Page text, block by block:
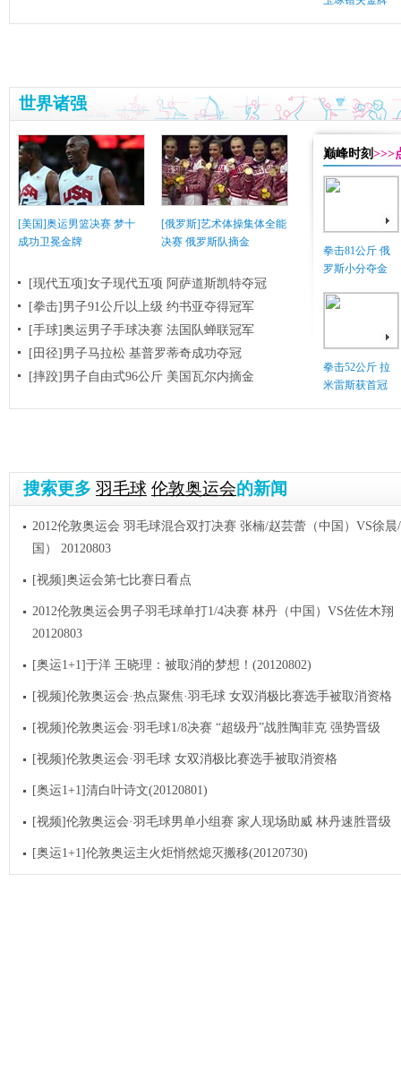
世界诸强
[美国]奥运男篮决赛 梦十
成功卫冕金牌
[俄罗斯]艺术体操集体全能
决赛 俄罗斯队摘金
[现代五项]女子现代五项 阿萨道斯凯特夺冠
[拳击]男子91公斤以上级 约书亚夺得冠军
[手球]奥运男子手球决赛 法国队蝉联冠军
[田径]男子马拉松 基普罗蒂奇成功夺冠
[摔跤]男子自由式96公斤 美国瓦尔内摘金
巅峰时刻>>>
拳击81公斤 俄
罗斯小分夺金
拳击52公斤 拉
米雷斯获首冠
搜索更多 羽毛球 伦敦奥运会的新闻
2012伦敦奥运会 羽毛球混合双打决赛 张楠/赵芸蕾（中国）VS徐
国） 20120803
[视频]奥运会第七比赛日看点
2012伦敦奥运会男子羽毛球单打1/4决赛 林丹（中国）VS佐佐木翔
20120803
[奥运1+1]于洋 王晓理：被取消的梦想！(20120802)
[视频]伦敦奥运会·热点聚焦·羽毛球 女双消极比赛选手被取消资格
[视频]伦敦奥运会·羽毛球1/8决赛 “超级丹”战胜陶菲克 强势晋级
[视频]伦敦奥运会·羽毛球 女双消极比赛选手被取消资格
[奥运1+1]清白叶诗文(20120801)
[视频]伦敦奥运会·羽毛球男单小组赛 家人现场助威 林丹速胜晋级
[奥运1+1]伦敦奥运主火炬悄然熄灭搬移(20120730)